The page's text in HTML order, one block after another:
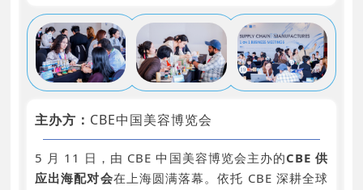
主办方： CBE中国美容博览会
5 月 11 日，由 CBE 中国美容博览会主办的CBE 供
应出海配对会在上海圆满落幕。依托 CBE 深耕全球